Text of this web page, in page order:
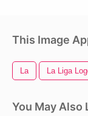
This Image
La La Liga
You May Also